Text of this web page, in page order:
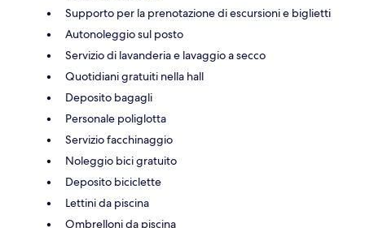
Supporto per la prenotazione di escursioni e biglietti
Autonoleggio sul posto
Servizio di lavanderia e lavaggio a secco
Quotidiani gratuiti nella hall
Deposito bagagli
Personale poliglotta
Servizio facchinaggio
Noleggio bici gratuito
Deposito biciclette
Lettini da piscina
Ombrelloni da piscina